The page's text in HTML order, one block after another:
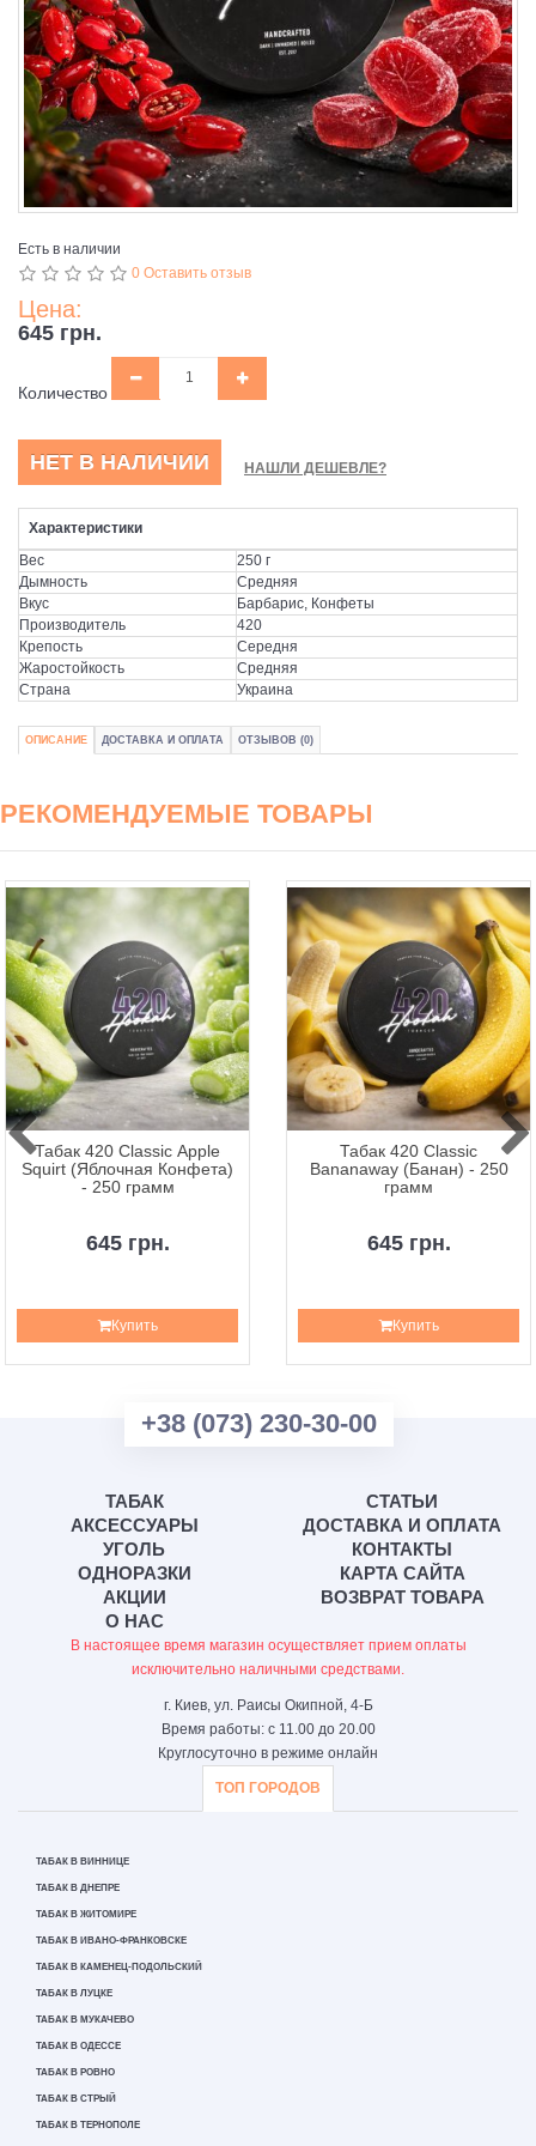
Есть в наличии
0 Оставить отзыв
Цена:
645 грн.
Количество
НЕТ В НАЛИЧИИ НАШЛИ ДЕШЕВЛЕ?
Характеристики
Вес
250 г
Дымность
Средняя
Вкус
Барбарис, Конфеты
Производитель
420
Крепость
Середня
Жаростойкость
Средняя
Страна
Украина
ОПИСАНИЕ ДОСТАВКА И ОПЛАТА ОТЗЫВОВ (0)
РЕКОМЕНДУЕМЫЕ ТОВАРЫ
Табак 420 Classic Apple
Squirt (Яблочная Конфета)
- 250 грамм
645 грн.
Купить
Табак 420 Classic
Bananaway (Банан) - 250
грамм
645 грн.
Купить
+38 (073) 230-30-00
ТАБАК
АКСЕССУАРЫ
УГОЛЬ
ОДНОРАЗКИ
АКЦИИ
О НАС
СТАТЬИ
ДОСТАВКА И ОПЛАТА
КОНТАКТЫ
КАРТА САЙТА
ВОЗВРАТ ТОВАРА
В настоящее время магазин осуществляет прием оплаты
исключительно наличными средствами.
г. Киев, ул. Раисы Окипной, 4-Б
Время работы: с 11.00 до 20.00
Круглосуточно в режиме онлайн
ТОП ГОРОДОВ
ТАБАК В ВИННИЦЕ
ТАБАК В ДНЕПРЕ
ТАБАК В ЖИТОМИРЕ
ТАБАК В ИВАНО-ФРАНКОВСКЕ
ТАБАК В КАМЕНЕЦ-ПОДОЛЬСКИЙ
ТАБАК В ЛУЦКЕ
ТАБАК В МУКАЧЕВО
ТАБАК В ОДЕССЕ
ТАБАК В РОВНО
ТАБАК В СТРЫЙ
ТАБАК В ТЕРНОПОЛЕ